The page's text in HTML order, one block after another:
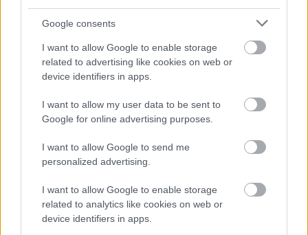
Google consents
I want to allow Google to enable storage
related to advertising like cookies on web or
device identifiers in apps.
I want to allow my user data to be sent to
Google for online advertising purposes.
I want to allow Google to send me
personalized advertising.
I want to allow Google to enable storage
related to analytics like cookies on web or
device identifiers in apps.